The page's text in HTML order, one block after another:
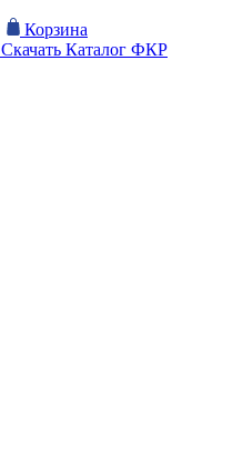
Корзина
Скачать Каталог ФКР